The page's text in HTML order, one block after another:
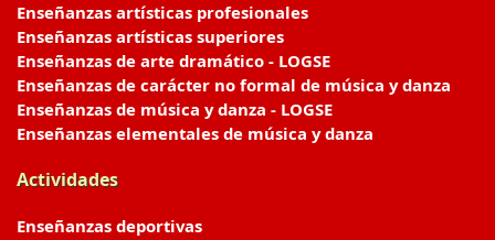
Enseñanzas artísticas profesionales
Enseñanzas artísticas superiores
Enseñanzas de arte dramático - LOGSE
Enseñanzas de carácter no formal de música y danza
Enseñanzas de música y danza - LOGSE
Enseñanzas elementales de música y danza
Actividades
Enseñanzas deportivas